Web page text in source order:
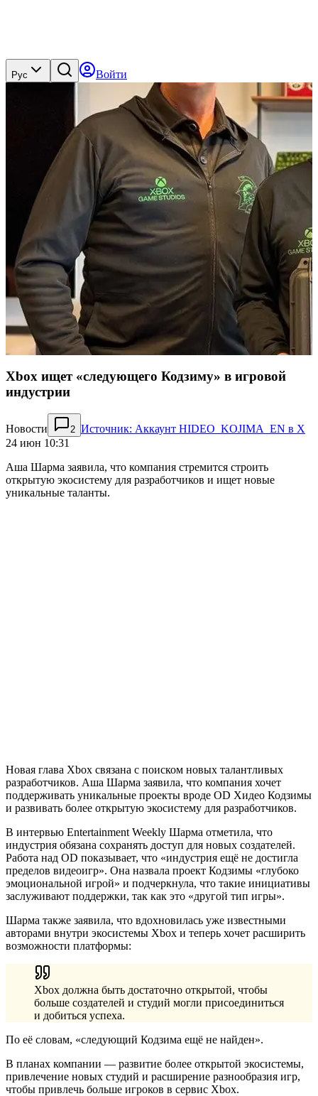
Рус Войти
Xbox ищет «следующего Кодзиму» в игровой
индустрии
Новости 2 Источник: Аккаунт HIDEO_KOJIMA_EN в X
24 июн 10:31
Аша Шарма заявила, что компания стремится строить
открытую экосистему для разработчиков и ищет новые
уникальные таланты.
Новая глава Xbox связана с поиском новых талантливых
разработчиков. Аша Шарма заявила, что компания хочет
поддерживать уникальные проекты вроде OD Хидео Кодзимы
и развивать более открытую экосистему для разработчиков.
В интервью Entertainment Weekly Шарма отметила, что
индустрия обязана сохранять доступ для новых создателей.
Работа над OD показывает, что «индустрия ещё не достигла
пределов видеоигр». Она назвала проект Кодзимы «глубоко
эмоциональной игрой» и подчеркнула, что такие инициативы
заслуживают поддержки, так как это «другой тип игры».
Шарма также заявила, что вдохновилась уже известными
авторами внутри экосистемы Xbox и теперь хочет расширить
возможности платформы:
Xbox должна быть достаточно открытой, чтобы
больше создателей и студий могли присоединиться
и добиться успеха.
По её словам, «следующий Кодзима ещё не найден».
В планах компании — развитие более открытой экосистемы,
привлечение новых студий и расширение разнообразия игр,
чтобы привлечь больше игроков в сервис Xbox.